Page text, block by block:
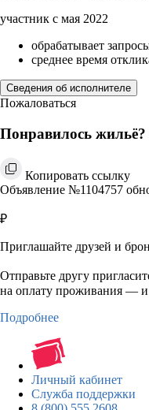
участник с мая 2022
обрабатывает
среднее время
Сведения об исполнителе
Пожаловаться
Понравилось жильё?
Копировать ссылку
Объявление №1104757
₽
Приглашайте друзей и
Отправьте другу
на оплату проживания — и
Подробнее
Личный кабинет
Служба поддержки